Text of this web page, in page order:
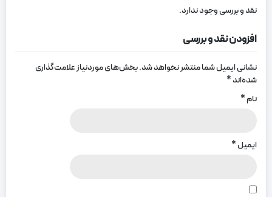
نقد و بررسی وجود ندارد.
افزودن نقد و بررسی
نشانی ایمیل شما منتشر نخواهد شد.بخش‌های موردنیاز علامت‌گذاری
شده‌اند*
نام*
ایمیل*